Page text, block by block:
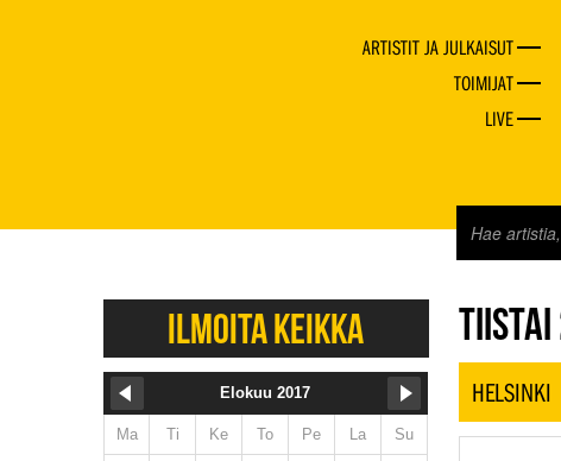
ARTISTIT JA JULKAISUT
TOIMIJAT
LIVE
ILMOITA KEIKKA
Elokuu 2017
Ma Ti Ke To Pe La Su
JAZZ
HELSINKI